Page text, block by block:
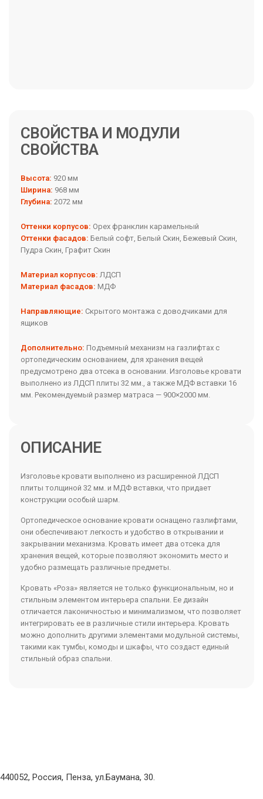
ОПИСАНИЕ
Изголовье кровати выполнено из расширенной ЛДСП
плиты толщиной 32 мм. и МДФ вставки, что придает
конструкции особый шарм.
Ортопедическое основание кровати оснащено газлифтами,
они обеспечивают легкость и удобство в открывании и
закрывании механизма. Кровать имеет два отсека для
хранения вещей, которые позволяют экономить место и
удобно размещать различные предметы.
Кровать «Роза» является не только функциональным, но и
стильным элементом интерьера спальни. Ее дизайн
отличается лаконичностью и минимализмом, что позволяет
интегрировать ее в различные стили интерьера. Кровать
можно дополнить другими элементами модульной системы,
такими как тумбы, комоды и шкафы, что создаст единый
стильный образ спальни.
СВОЙСТВА И МОДУЛИ
Высота: 920 мм
Ширина: 968 мм
Глубина: 2072 мм
Оттенки корпусов: Орех франклин карамельный
Оттенки фасадов: Белый софт, Белый Скин, Бежевый Скин,
Пудра Скин, Графит Скин
Материал корпусов: ЛДСП
Материал фасадов: МДФ
Направляющие: Скрытого монтажа с доводчиками для
ящиков
Дополнительно: Подъемный механизм на газлифтах с
ортопедическим основанием, для хранения вещей
предусмотрено два отсека в основании. Изголовье кровати
выполнено из ЛДСП плиты 32 мм., а также МДФ вставки 16
мм. Рекомендуемый размер матраса — 900×2000 мм.
440052, Россия, Пенза, ул.Баумана, 30.